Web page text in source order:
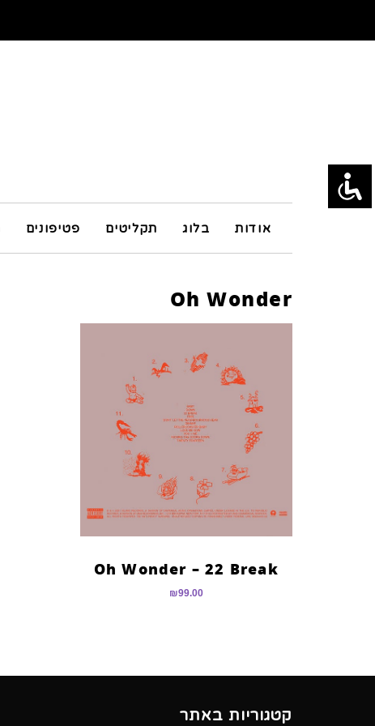
אודות בלוג תקליטים פטיפונים
Oh Wonder
Oh Wonder – 22 Break
₪99.00
קטגוריות באתר